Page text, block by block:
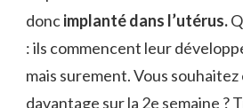
doncimplanté dans l’utérus.
: ils commencent leur
mais surement. Vous
davantage sur la 2e semaine ?